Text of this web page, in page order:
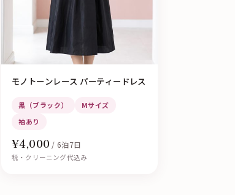
モノトーンレース パーティードレス
黒（ブラック）
Mサイズ
袖あり
¥4,000 / 6泊7日
税・クリーニング代込み